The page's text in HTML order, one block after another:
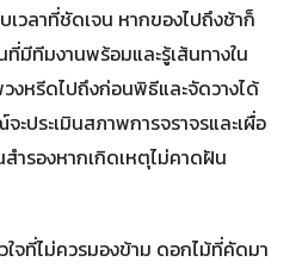
วลาที่ชัดเจน หากของไปถึงช้าก็
มีทีมงานพร้อมและรู้เส้นทางใน
งหรีดไปถึงก่อนพิธีและจัดวางได้
ะประเมินสภาพการจราจรและเผื่อ
สำรองหากเกิดเหตุไม่คาดฝัน
จที่ไม่ควรมองข้าม ดอกไม้ที่คัดมา